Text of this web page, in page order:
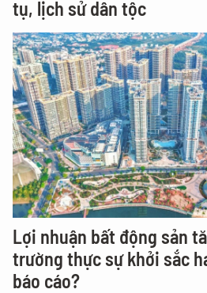
tụ, lịch sử dân tộc
Lợi nhuận bất động sản
trường thực sự khởi sắc
báo cáo?